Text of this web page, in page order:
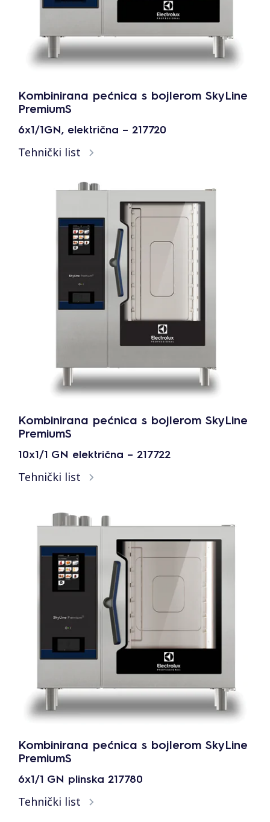
Kombinirana pećnica s bojlerom SkyLine
PremiumS
6x1/1GN, električna – 217720
Tehnički list
Kombinirana pećnica s bojlerom SkyLine
PremiumS
10x1/1 GN električna – 217722
Tehnički list
Kombinirana pećnica s bojlerom SkyLine
PremiumS
6x1/1 GN plinska 217780
Tehnički list